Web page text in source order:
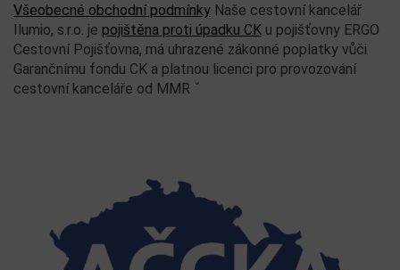
Všeobecné obchodní podmínky Naše cestovní kancelář
Ilumio, s.r.o. je pojištěna proti úpadku CK u pojišťovny ERGO
Cestovní Pojišťovna, má uhrazené zákonné poplatky vůči
Garančnímu fondu CK a platnou licenci pro provozování
cestovní kanceláře od MMR ˇ